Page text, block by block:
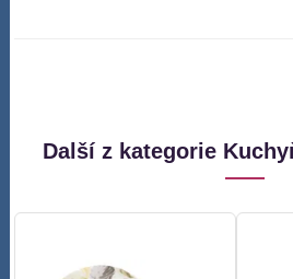
Další z kategorie